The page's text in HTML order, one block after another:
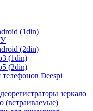
(1din)
(2din)
(1din)
(2din)
Deespi
зеркало
(встраиваемые)